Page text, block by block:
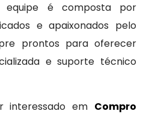
equipe é composta por
e apaixonados pelo
prontos para oferecer
e suporte técnico
interessado em Compro